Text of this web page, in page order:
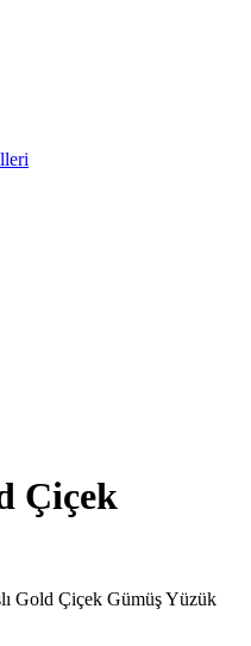
Çiçek
Gold Çiçek Gümüş Yüzük